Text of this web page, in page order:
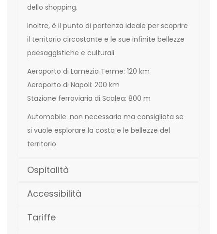
dello shopping.
Inoltre, è il punto di partenza ideale per scoprire
il territorio circostante e le sue infinite bellezze
paesaggistiche e culturali.
Aeroporto di Lamezia Terme: 120 km
Aeroporto di Napoli: 200 km
Stazione ferroviaria di Scalea: 800 m
Automobile: non necessaria ma consigliata se
si vuole esplorare la costa e le bellezze del
territorio
Ospitalità
Accessibilità
Tariffe